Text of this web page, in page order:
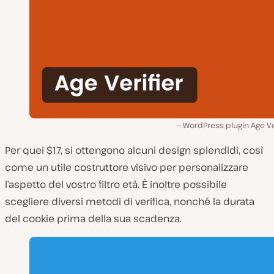
WordPress plugin Age
Per quei $17, si ottengono alcuni design splendidi, così
come un utile costruttore visivo per personalizzare
l’aspetto del vostro filtro età. È inoltre possibile
scegliere diversi metodi di verifica, nonché la durata
del cookie prima della sua scadenza.